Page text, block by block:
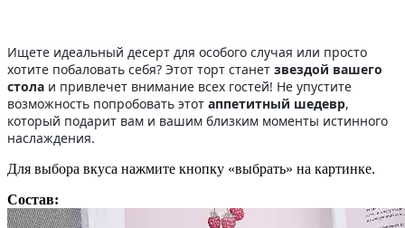
Ищете идеальный десерт для особого случая или просто
хотите побаловать себя? Этот торт станет звездой вашего
стола и привлечет внимание всех гостей! Не упустите
возможность попробовать этот аппетитный шедевр,
который подарит вам и вашим близким моменты истинного
наслаждения.
Для выбора вкуса нажмите кнопку «выбрать» на картинке.
Состав: